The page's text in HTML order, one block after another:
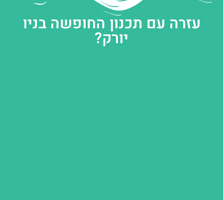
עזרה עם תכנון החופשה בניו
יורק?